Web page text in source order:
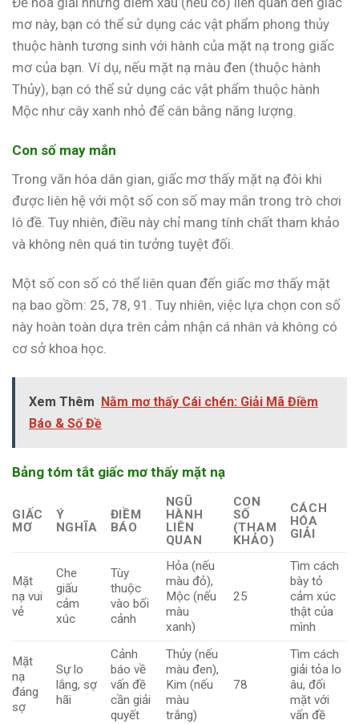
mơ này, bạn có thể sử dụng các vật phẩm phong thủy
thuộc hành tương sinh với hành của mặt nạ trong giấc
mơ của bạn. Ví dụ, nếu mặt nạ màu đen (thuộc hành
Thủy), bạn có thể sử dụng các vật phẩm thuộc hành
Mộc như cây xanh nhỏ để cân bằng năng lượng.
Con số may mắn
Trong văn hóa dân gian, giấc mơ thấy mặt nạ đôi khi
được liên hệ với một số con số may mắn trong trò chơi
lô đề. Tuy nhiên, điều này chỉ mang tính chất tham khảo
và không nên quá tin tưởng tuyệt đối.
Một số con số có thể liên quan đến giấc mơ thấy mặt
nạ bao gồm: 25, 78, 91. Tuy nhiên, việc lựa chọn con số
này hoàn toàn dựa trên cảm nhận cá nhân và không có
cơ sở khoa học.
Xem Thêm Nằm mơ thấy Cái chén: Giải Mã Điềm
Báo & Số Đề
Bảng tóm tắt giấc mơ thấy mặt nạ
GIẤC
MƠ
Ý
NGHĨA
ĐIỀM
BÁO
NGŨ
HÀNH
LIÊN
QUAN
CON
SỐ
(THAM
KHẢO)
CÁCH
HÓA
GIẢI
Mặt
nạ vui
vẻ
Che
giấu
cảm
xúc
Tùy
thuộc
vào bối
cảnh
Hỏa (nếu
màu đỏ),
Mộc (nếu
màu
xanh)
25
Tìm cách
bày tỏ
cảm xúc
thật của
mình
Mặt
nạ
đáng
sợ
Sự lo
lắng, sợ
hãi
Cảnh
báo về
vấn đề
cần giải
quyết
Thủy (nếu
màu đen),
Kim (nếu
màu
trắng)
78
Tìm cách
giải tỏa lo
âu, đối
mặt với
vấn đề